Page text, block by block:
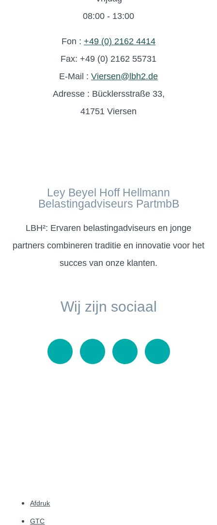
08:00 - 13:00
Fon : +49 (0) 2162 4414
Fax: +49 (0) 2162 55731
E-Mail : Viersen@lbh2.de
Adresse : Bücklersstraße 33,
41751 Viersen
Ley Beyel Hoff Hellmann
Belastingadviseurs PartmbB
LBH²: Ervaren belastingadviseurs en jonge
partners combineren traditie en innovatie voor het
succes van onze klanten.
Wij zijn sociaal
Afdruk
GTC